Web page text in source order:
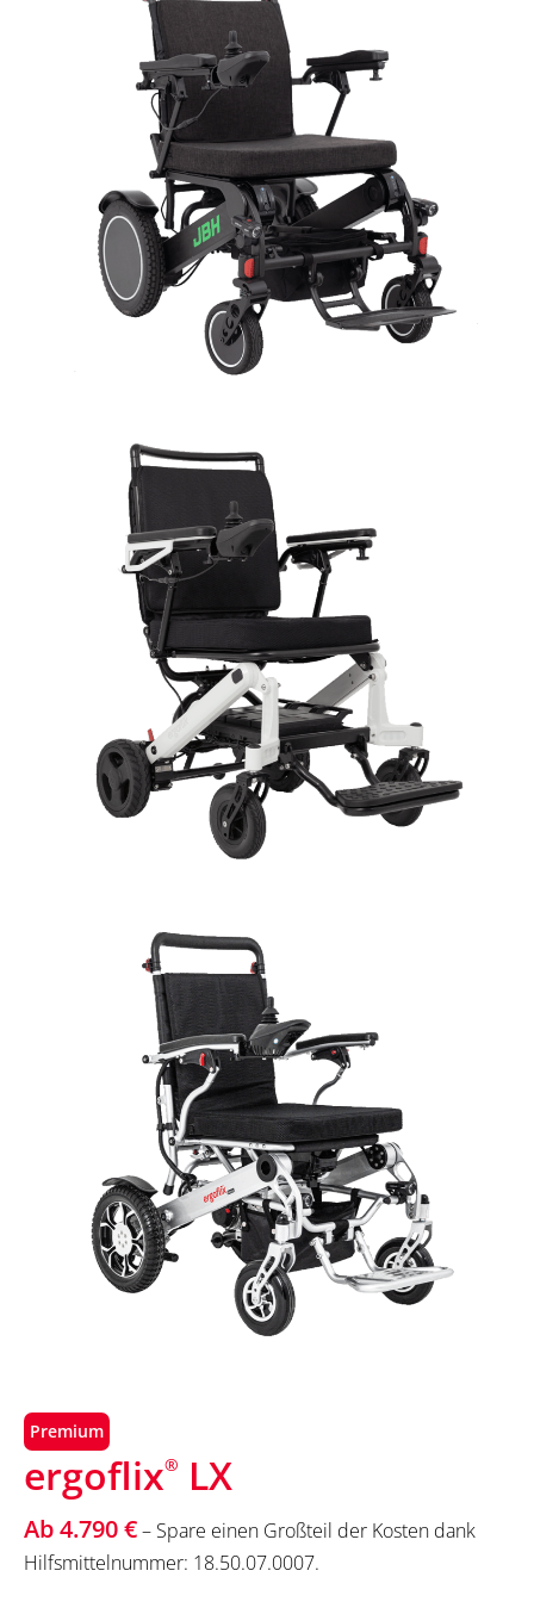
Premium
ergoflix® LX
Ab 4.790 €– Spare einen Großteil der Kosten dank
Hilfsmittelnummer: 18.50.07.0007.